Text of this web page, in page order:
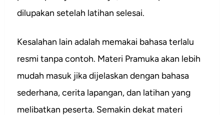
dilupakan setelah latihan selesai.
Kesalahan lain adalah memakai bahasa terlalu
resmi tanpa contoh. Materi Pramuka akan lebih
mudah masuk jika dijelaskan dengan bahasa
sederhana, cerita lapangan, dan latihan yang
melibatkan peserta. Semakin dekat materi